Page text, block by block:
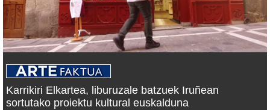
Karrikiri Elkartea, liburuzale batzuek Iruñean
sortutako proiektu kultural euskalduna